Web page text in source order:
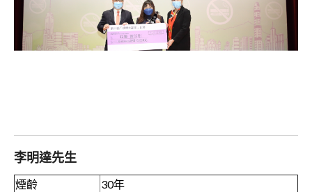
李明達先生
煙齡 30年